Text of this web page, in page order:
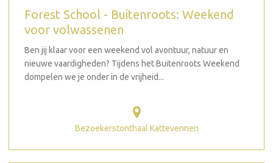
Forest School - Buitenroots: Weekend
voor volwassenen
Ben jij klaar voor een weekend vol avontuur, natuur en
nieuwe vaardigheden? Tijdens het Buitenroots Weekend
dompelen we je onder in de vrijheid...
Bezoekerstonthaal Kattevennen